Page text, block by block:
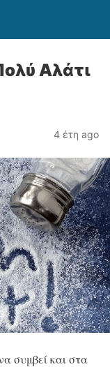
Αλάτι
4 έτη ago
συμβεί και στα